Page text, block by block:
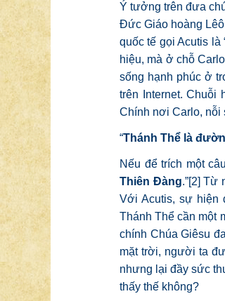
Ý tưởng trên đưa
Đức Giáo hoàng
quốc tế gọi Acutis là
hiệu, mà ở chỗ
sống hạnh phúc ở
trên Internet. Chuỗi
Chính nơi Carlo, nỗi
“Thánh Thể là
Nếu để trích một
Thiên Đàng.”[2] Từ
Với Acutis, sự hiện
Thánh Thể cần một
chính Chúa Giêsu
mặt trời, người ta
nhưng lại đầy sức
thấy thế không?